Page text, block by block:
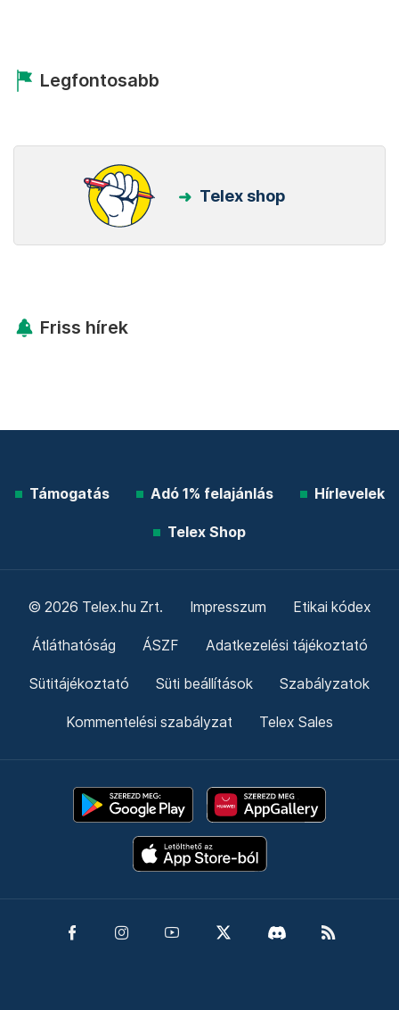
Legfontosabb
Telex shop
Friss hírek
Támogatás Adó 1% felajánlás Hírlevelek
Telex Shop
© 2026 Telex.hu Zrt. Impresszum Etikai kódex
Átláthatóság ÁSZF Adatkezelési tájékoztató
Sütitájékoztató Süti beállítások Szabályzatok
Kommentelési szabályzat Telex Sales